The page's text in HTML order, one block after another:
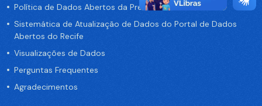
Política de Dados Abertos da Prefeitura do Recife
Sistemática de Atualização de Dados do Portal de Dados
Abertos do Recife
Visualizações de Dados
Perguntas Frequentes
Agradecimentos